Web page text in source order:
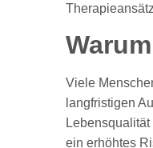
Viele
langfristigen
ein erhöhtes